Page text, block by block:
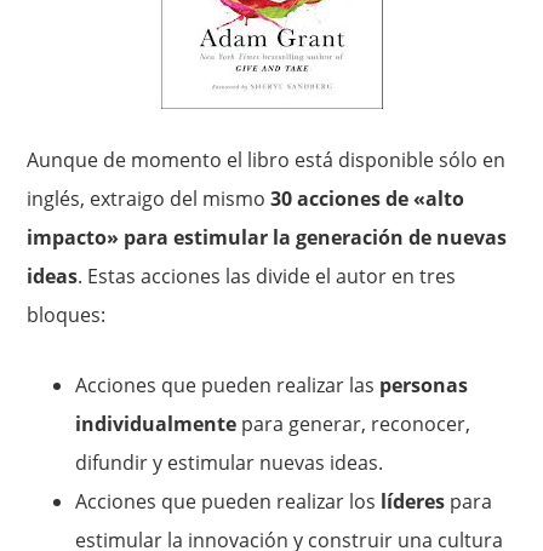
Aunque de momento el libro está disponible sólo en
inglés, extraigo del mismo30 acciones de «alto
impacto» para estimular la generación de nuevas
ideas. Estas acciones las divide el autor en tres
bloques:
Acciones que pueden realizar las personas
individualmente para generar, reconocer,
difundir y estimular nuevas ideas.
Acciones que pueden realizar los líderes para
estimular la innovación y construir una cultura